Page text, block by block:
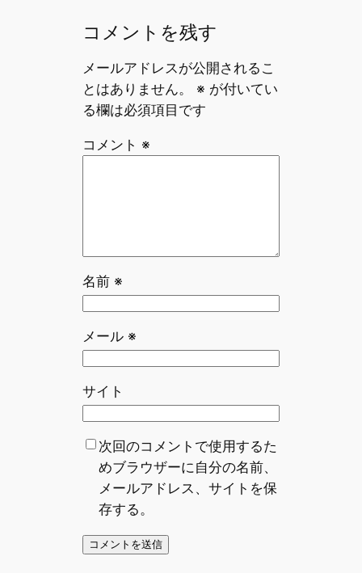
コメントを残す
メールアドレスが公開されるこ
とはありません。
※ が付いてい
る欄は必須項目です
コメント ※
名前 ※
メール ※
サイト
次回のコメントで使用するた
めブラウザーに自分の名前、
メールアドレス、サイトを保
存する。